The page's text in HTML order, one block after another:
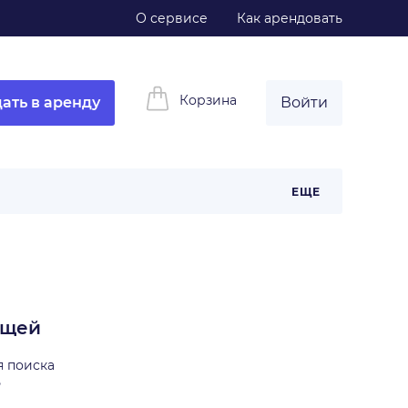
О сервисе Как арендовать
в аренду Корзина Войти
ЕЩЕ
поиска